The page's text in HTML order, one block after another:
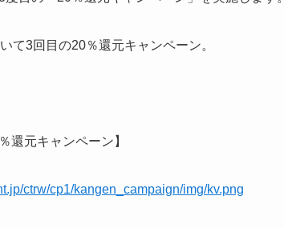
て3回目の20％還元キャンペーン。
還元キャンペーン】